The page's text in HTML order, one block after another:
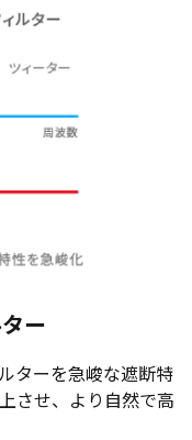
ー
ターを急峻な遮断特
させ、より自然で高